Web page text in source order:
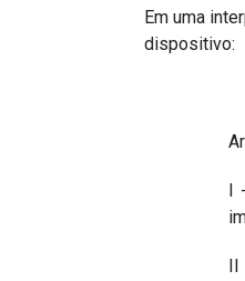
Em uma
dispositivo:
I
II